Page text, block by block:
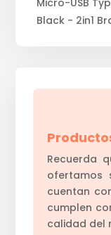
Micro-USB
Black - 2in1
Recuerda
ofertamos
cuentan
cumplen
calidad del